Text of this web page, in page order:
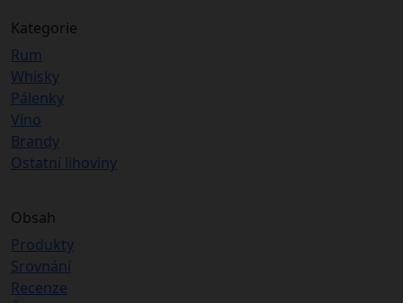
Kategorie
Rum
Whisky
Pálenky
Víno
Brandy
Ostatní lihoviny
Obsah
Produkty
Srovnání
Recenze